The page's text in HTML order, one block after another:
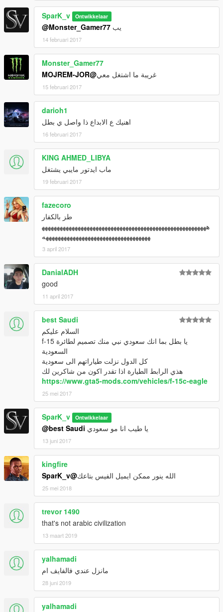
SparK_v Ontwikkelaar
@Monster_Gamer77 يب
14 februari 2017
Monster_Gamer77
غريبة ما اشتغل معي@MOJREM-JOR
15 februari 2017
darioh1
اهنيك ع الابداع ذا واصل ي بطل
16 februari 2017
KING AHMED_LIBYA
ماب ايدتور مايبي يشتغل
19 februari 2017
fazecoro
طز بالكفار
هههههههههههههههههههههههههههههههههههههههههههههههههههههههه
هههههههههههههههههههههههههههههههههههه
3 april 2017
DanialADH
good
11 april 2017
best Saudi
السلام عليكم
يا بطل بما انك سعودي نبي منك تصميم لطائرة f-15
السعودية
كل الدول نزلت طياراتهم الى سعودية
هذي الرابط الطيارة اذا تقدر اكون من شاكرين لك
https://www.gta5-mods.com/vehicles/f-15c-eagle
25 mei 2017
SparK_v Ontwikkelaar
@best Saudi يا طيب انا مو سعودي
13 juni 2017
kingfire
الله ينور ممكن ايميل الفيس بتاعك@SparK_v
25 mei 2018
trevor 1490
that's not arabic civilization
13 maart 2019
yalhamadi
مانزل عندي فالفايف ام
28 juni 2019
yalhamadi